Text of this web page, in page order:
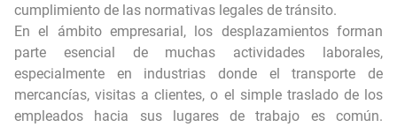
cumplimiento de las normativas legales de tránsito.
En el ámbito empresarial, los desplazamientos forman
parte esencial de muchas actividades laborales,
especialmente en industrias donde el transporte de
mercancías, visitas a clientes, o el simple traslado de los
empleados hacia sus lugares de trabajo es común.